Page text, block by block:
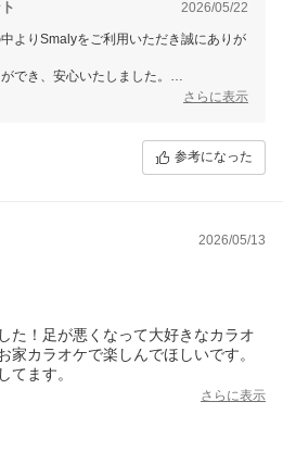
2026/05/22
よりSmalyをご利用いただき誠にありが
でき、安心いたしました。
記入いただき誠にありがとうございま
よりお待ちしております。
さらに表示
参考になった
2026/05/13
た！足が悪くなって大好きなカラオ
家カラオケで楽しんでほしいです。
てます。
さらに表示